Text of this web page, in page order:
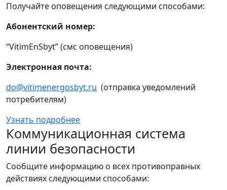
Получайте оповещения следующими способами:
Абонентский номер:
“VitimEnSbyt” (смс оповещения)
Электронная почта:
do@vitimenergosbyt.ru (отправка уведомлений
потребителям)
Узнать подробнее
Коммуникационная система
линии безопасности
Сообщите информацию о всех противоправных
действиях следующими способами: